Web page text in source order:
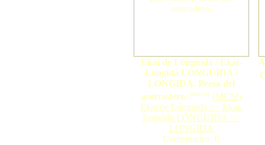
Ekai de Lónguida / Ekai-
Longida LÓNGUIDA /
LONGIDA. Presa del
aserradero. nuevo (MCM)
Ekai de Lónguida <> Ekai-
Longida LÓNGUIDA <>
LONGIDA
Comentarios: 0